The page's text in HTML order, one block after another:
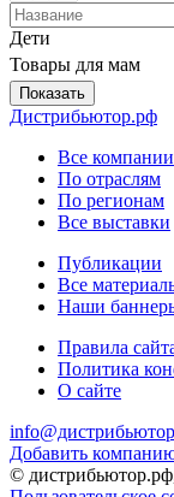
Дети
Товары для мам
Показать
Дистрибьютор.рф
Все компании
По отраслям
По регионам
Все выставки
Публикации
Все
Наши
Правила
Политика
О сайте
Добавить
©